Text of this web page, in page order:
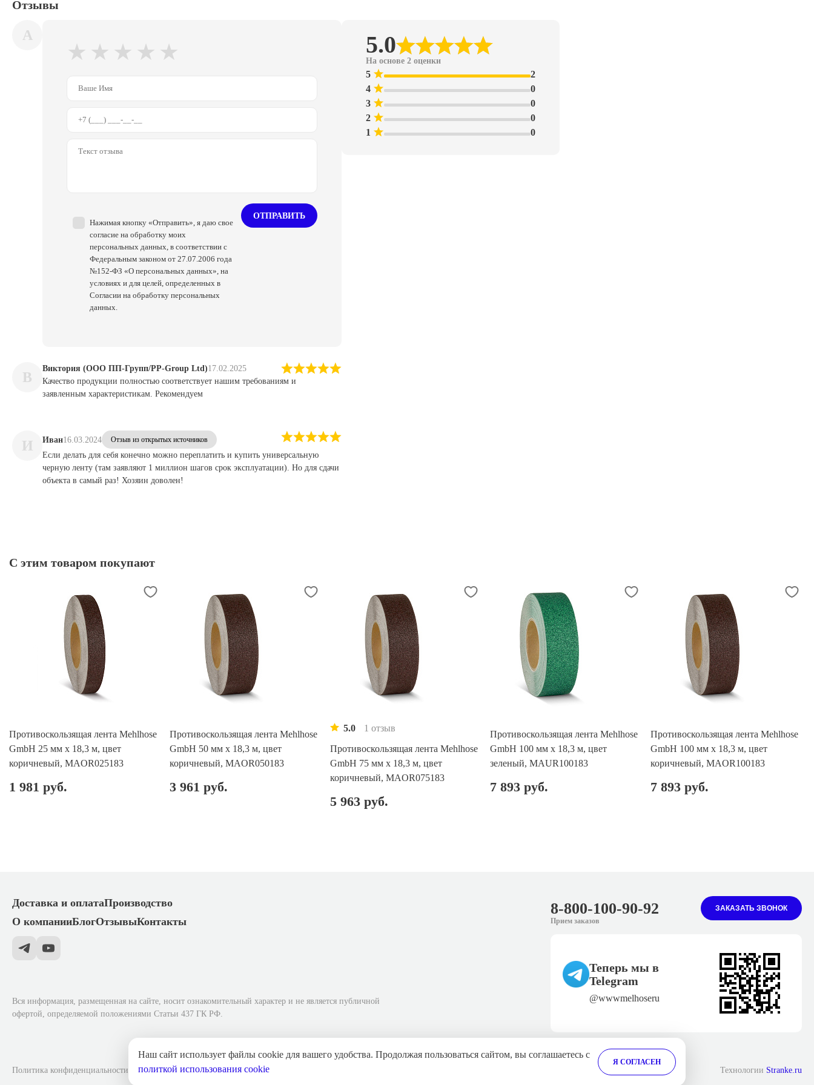
Отзывы
5.0
На основе 2 оценки
5
2
4
0
3
0
2
0
1
0
A
★ ★ ★ ★ ★
Нажимая кнопку «Отправить», я даю свое
согласие на обработку моих
персональных данных, в соответствии с
Федеральным законом от 27.07.2006 года
№152-ФЗ «О персональных данных», на
условиях и для целей, определенных в
Согласии на обработку персональных
данных.
ОТПРАВИТЬ
В
Виктория (ООО ПП-Групп/PP-Group Ltd)17.02.2025
Качество продукции полностью соответствует нашим требованиям и
заявленным характеристикам. Рекомендуем
И Иван16.03.2024 Отзыв из открытых источников
Если делать для себя конечно можно переплатить и купить универсальную
черную ленту (там заявляют 1 миллион шагов срок эксплуатации). Но для сдачи
объекта в самый раз! Хозяин доволен!
С этим товаром покупают
Противоскользящая лента Mehlhose
GmbH 25 мм х 18,3 м, цвет
коричневый, MAOR025183
1 981 руб.
Противоскользящая лента Mehlhose
GmbH 50 мм х 18,3 м, цвет
коричневый, MAOR050183
3 961 руб.
5.0
1 отзыв
Противоскользящая лента Mehlhose
GmbH 75 мм х 18,3 м, цвет
коричневый, MAOR075183
5 963 руб.
Противоскользящая лента Mehlhose
GmbH 100 мм х 18,3 м, цвет
зеленый, MAUR100183
7 893 руб.
Противоскользящая лента Mehlhose
GmbH 100 мм х 18,3 м, цвет
коричневый, MAOR100183
7 893 руб.
Доставка и оплатаПроизводство
О компанииБлогОтзывыКонтакты
8-800-100-90-92
Прием заказов
ЗАКАЗАТЬ ЗВОНОК
Вся информация, размещенная на сайте, носит ознакомительный характер и не является публичной
офертой, определяемой положениями Статьи 437 ГК РФ.
Теперь мы в
Telegram
@wwwmelhoseru
Политика конфиденциальности Согласие на обработку персональных данных Технологии Stranke.ru
Наш сайт использует файлы cookie для вашего удобства. Продолжая пользоваться сайтом, вы соглашаетесь с
политкой использования cookie
Я СОГЛАСЕН